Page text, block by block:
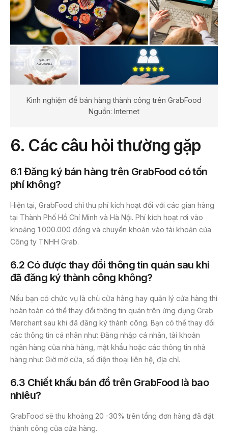
Kinh nghiệm để bán hàng thành công trên GrabFood
Nguồn: Internet
6. Các câu hỏi thường gặp
6.1 Đăng ký bán hàng trên GrabFood có tốn
phí không?
Hiện tại, GrabFood chỉ thu phí kích hoạt đối với các gian hàng
tại Thành Phố Hồ Chí Minh và Hà Nội. Phí kích hoạt rơi vào
khoảng 1.000.000 đồng và chuyển khoản vào tài khoản của
Công ty TNHH Grab.
6.2 Có được thay đổi thông tin quán sau khi
đã đăng ký thành công không?
Nếu bạn có chức vụ là chủ cửa hàng hay quản lý cửa hàng thì
hoàn toàn có thể thay đổi thông tin quán trên ứng dụng Grab
Merchant sau khi đã đăng ký thành công. Bạn có thể thay đổi
các thông tin cá nhân như: Đăng nhập cá nhân, tài khoản
ngân hàng của nhà hàng, mật khẩu hoặc các thông tin nhà
hàng như: Giờ mở cửa, số điện thoại liên hệ, địa chỉ.
6.3 Chiết khấu bán đồ trên GrabFood là bao
nhiêu?
GrabFood sẽ thu khoảng 20 -30% trên tổng đơn hàng đã đặt
thành công của cửa hàng.